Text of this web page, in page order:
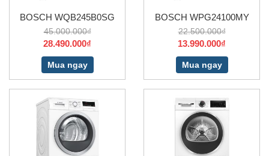
BOSCH WQB245B0SG
45.000.000₫
28.490.000₫
Mua ngay
BOSCH WPG24100MY
22.500.000₫
13.990.000₫
Mua ngay